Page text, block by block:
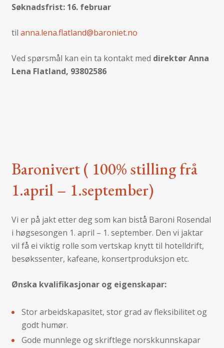
Søknadsfrist: 16. februar
til anna.lena.flatland@baroniet.no
Ved spørsmål kan ein ta kontakt med direktør Anna
Lena Flatland, 93802586
Baronivert ( 100% stilling frå
1.april – 1.september)
Vi er på jakt etter deg som kan bistå Baroni Rosendal
i høgsesongen 1. april – 1. september. Den vi jaktar
vil få ei viktig rolle som vertskap knytt til hotelldrift,
besøkssenter, kafeane, konsertproduksjon etc.
Ønska kvalifikasjonar og eigenskapar:
Stor arbeidskapasitet, stor grad av fleksibilitet og
godt humør.
Gode munnlege og skriftlege norskkunnskapar